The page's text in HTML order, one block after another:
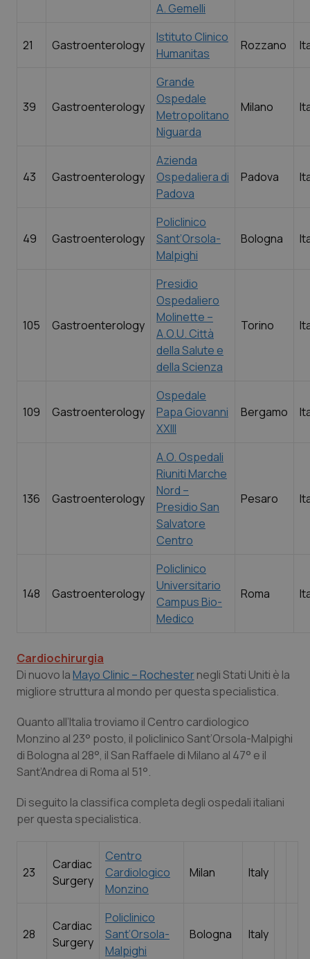
A. Gemelli
21 Gastroenterology
Istituto Clinico
Humanitas
Rozzano
39 Gastroenterology
Grande
Ospedale
Metropolitano
Niguarda
Milano
43 Gastroenterology
Azienda
Ospedaliera di
Padova
Padova
49 Gastroenterology
Policlinico
Sant’Orsola-
Malpighi
Bologna
105 Gastroenterology
Presidio
Ospedaliero
Molinette –
A.O.U. Città
della Salute e
della Scienza
Torino
109 Gastroenterology
Ospedale
Papa Giovanni
XXIII
Bergamo
136 Gastroenterology
A.O. Ospedali
Riuniti Marche
Nord –
Presidio San
Salvatore
Centro
Pesaro
148 Gastroenterology
Policlinico
Universitario
Campus Bio-
Medico
Roma
Cardiochirurgia
Di nuovo laMayo Clinic – Rochesternegli Stati Uniti è la
migliore struttura al mondo per questa specialistica.
Quanto all’Italia troviamo il Centro cardiologico
Monzino al 23° posto, il policlinico Sant’Orsola-Malpighi
di Bologna al 28°, il San Raffaele di Milano al 47° e il
Sant’Andrea di Roma al 51°.
Di seguito la classifica completa degli ospedali italiani
per questa specialistica.
23
Cardiac
Surgery
Centro
Cardiologico
Monzino
Milan Italy
28
Cardiac
Surgery
Policlinico
Sant’Orsola-
Malpighi
Bologna Italy